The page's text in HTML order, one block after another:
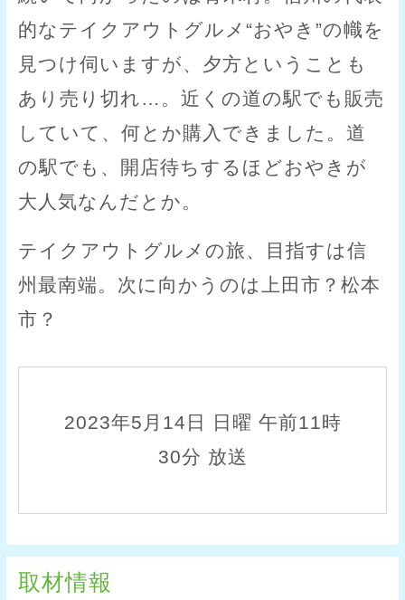
的なテイクアウトグルメ“おやき”の幟を
見つけ伺いますが、夕方ということも
あり売り切れ…。近くの道の駅でも販売
していて、何とか購入できました。道
の駅でも、開店待ちするほどおやきが
大人気なんだとか。
テイクアウトグルメの旅、目指すは信
州最南端。次に向かうのは上田市？松本
市？
2023年5月14日 日曜 午前11時
30分 放送
取材情報